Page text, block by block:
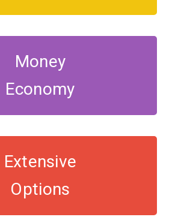
Money
Economy
Extensive
Options